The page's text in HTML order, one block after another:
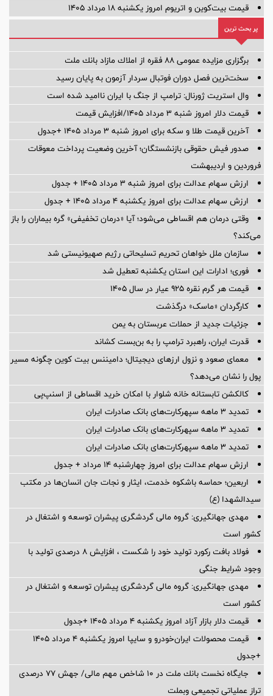
قیمت بیت‌کوین و اتریوم امروز یکشنبه ۱۸ مرداد ۱۴۰۵
پر بحث ترین
برگزاری مزایده عمومی 88 فقره از املاك مازاد بانك ملت
سخت‌ترین فصل دوران فوتبال سردار آزمون به پایان رسید
وال استریت ژورنال: ترامپ از جنگ با ایران ناامید شده است
قیمت دلار امروز شنبه ۳ مرداد ۱۴۰۵/افزایش قیمت
آخرین قیمت طلا و سکه برای امروز شنبه ۳ مرداد ۱۴۰۵ +جدول
صدور فیش حقوقی بازنشستگان؛ آخرین وضعیت پرداخت معوقات
فروردین و اردیبهشت
ارزش سهام عدالت برای امروز شنبه ۳ مرداد ۱۴۰۵ + جدول
ارزش سهام عدالت برای امروز یکشنبه ۴ مرداد ۱۴۰۵ + جدول
وقتی درمان هم اقساطی می‌شود؛ آیا «درمان تخفیفی» گره بیماران را باز
می‌کند؟
سازمان ملل خواهان تحریم تسلیحاتی رژیم صهیونیستی شد
فوری؛ ادارات این استان یکشنبه تعطیل شد
قیمت هر گرم نقره ۹۲۵ عیار در سال ۱۴۰۵
کارگردان «ماسک» درگذشت
جزئیات جدید از حملات عربستان به یمن
قدرت ایران، راهبرد ترامپ را به بن‌بست کشاند
معمای صعود و نزول ارزهای دیجیتال؛ دامیننس بیت کوین چگونه مسیر
پول را نشان می‌دهد؟
کالکشن تابستانه خانه شلوار با امکان خرید اقساطی از اسنپ‌پی
تمدید 3 ماهه سپهرکارت‌های بانک صادرات ایران
تمدید 3 ماهه سپهرکارت‌های بانک صادرات ایران
تمدید 3 ماهه سپهرکارت‌های بانک صادرات ایران
ارزش سهام عدالت برای امروز چهارشنبه ۱۴ مرداد + جدول
اربعین؛ حماسه باشکوه خدمت، ایثار و نجات جان انسان‌ها در مکتب
سیدالشهدا (ع)
مهدی جهانگیری: گروه مالی گردشگری پیشران توسعه و اشتغال در
کشور است
فولاد بافت رکورد تولید خود را شکست ، افزایش 8 درصدی تولید با
وجود شرایط جنگی
مهدی جهانگیری: گروه مالی گردشگری پیشران توسعه و اشتغال در
کشور است
قیمت دلار بازار آزاد امروز یکشنبه ۴ مرداد ۱۴۰۵ +جدول
قیمت محصولات ایران‌خودرو و سایپا امروز یکشنبه ۴ مرداد ۱۴۰۵
+جدول
جایگاه نخست بانك ملت در 10 شاخص مهم مالی/ جهش 77 درصدی
تراز عملیاتی تجمیعی وبملت